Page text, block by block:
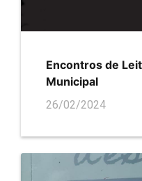
Encontros de
Municipal
26/02/2024